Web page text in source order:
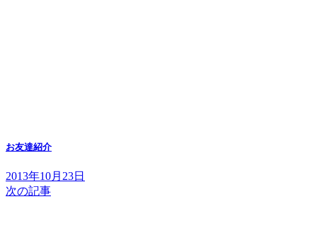
お友達紹介
2013年10月23日
次の記事